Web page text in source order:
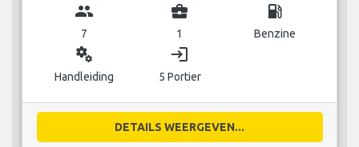
group
7
business_center
1
local_gas_station
Benzine
miscellaneous_services
Handleiding
login
5 Portier
DETAILS WEERGEVEN...